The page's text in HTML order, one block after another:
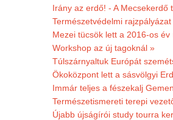
Irány az erdő! - A
Természetvédelmi
Mezei tücsök lett a 2016-os év
Workshop az új tagoknál »
Túlszárnyaltuk Európát
Ökoközpont lett a sásvölgyi
Immár teljes a fészekalj
Természetismereti terepi
Újabb újságírói study tourra